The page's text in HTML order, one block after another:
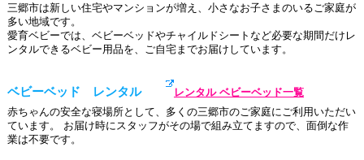
三郷市は新しい住宅やマンションが増え、小さなお子さまのいるご家庭が
多い地域です。
愛育ベビーでは、ベビーベッドやチャイルドシートなど必要な期間だけレ
ンタルできるベビー用品を、ご自宅までお届けしています。
ベビーベッド レンタル
レンタル ベビーベッド一覧
赤ちゃんの安全な寝場所として、多くの三郷市のご家庭にご利用いただい
ています。 お届け時にスタッフがその場で組み立てますので、面倒な作
業は不要です。